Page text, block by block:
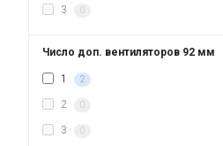
3 0
Число доп. вентиляторов 92 мм
1 2
2 0
3 0